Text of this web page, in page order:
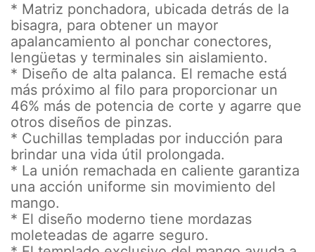
* Matriz ponchadora, ubicada detrás de la
bisagra, para obtener un mayor
apalancamiento al ponchar conectores,
lengüetas y terminales sin aislamiento.
* Diseño de alta palanca. El remache está
más próximo al filo para proporcionar un
46% más de potencia de corte y agarre que
otros diseños de pinzas.
* Cuchillas templadas por inducción para
brindar una vida útil prolongada.
* La unión remachada en caliente garantiza
una acción uniforme sin movimiento del
mango.
* El diseño moderno tiene mordazas
moleteadas de agarre seguro.